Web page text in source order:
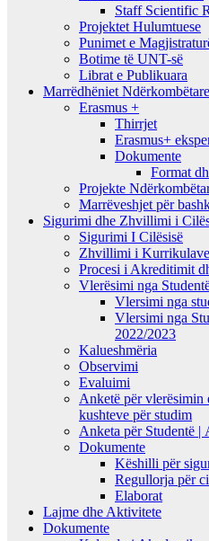
Staff Scientific
Projektet Hulumtuese
Punimet e
Botime të UNT-së
Librat e Publikuara
Marrëdhëniet Ndërkombëtare
Erasmus +
Thirrjet
Erasmus+
Dokumente
Format
Projekte
Marrëveshjet për
Sigurimi dhe Zhvillimi i
Sigurimi I Cilësisë
Zhvillimi i Kurrikulave
Procesi i Akreditimit
Vlerësimi nga
Vlersimi nga
Vlersimi nga
2022/2023
Kalueshmëria
Observimi
Evaluimi
Anketë për vlerësimin
kushteve për studim
Anketa për Studentë |
Dokumente
Këshilli për
Regullorja për
Elaborat
Lajme dhe Aktivitete
Dokumente